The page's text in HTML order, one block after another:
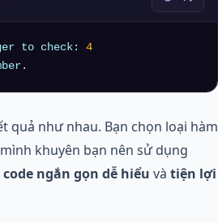
to check: 4
quả như nhau. Bạn chọn loại hàm
khuyên bạn nên sử dụng
code ngắn gọn dễ hiểu và tiện lợi